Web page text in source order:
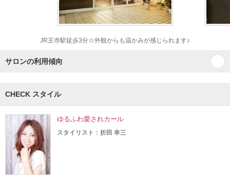
JR王寺駅徒歩3分☆外観からも温かみが感じられます♪
サロンの利用傾向
CHECK スタイル
ゆるふわ愛されカール
スタイリスト：折田 幸三